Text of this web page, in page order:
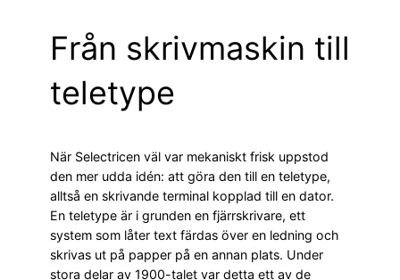
Från skrivmaskin till
teletype
När Selectricen väl var mekaniskt frisk uppstod
den mer udda idén: att göra den till en teletype,
alltså en skrivande terminal kopplad till en dator.
En teletype är i grunden en fjärrskrivare, ett
system som låter text färdas över en ledning och
skrivas ut på papper på en annan plats. Under
stora delar av 1900-talet var detta ett av de